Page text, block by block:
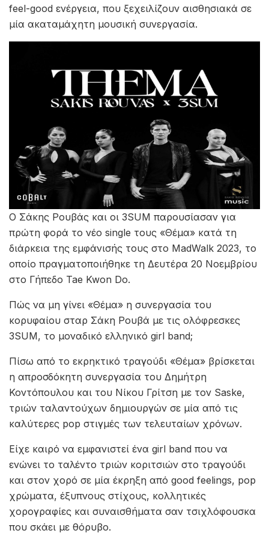
feel-good ενέργεια, που ξεχειλίζουν αισθησιακά σε
μία ακαταμάχητη μουσική συνεργασία.
Ο Σάκης Ρουβάς και οι 3SUM παρουσίασαν για
πρώτη φορά το νέο single τους «Θέμα» κατά τη
διάρκεια της εμφάνισής τους στο MadWalk 2023, το
οποίο πραγματοποιήθηκε τη Δευτέρα 20 Νοεμβρίου
στο Γήπεδο Tae Kwon Do.
Πώς να μη γίνει «Θέμα» η συνεργασία του
κορυφαίου σταρ Σάκη Ρουβά με τις ολόφρεσκες
3SUM, το μοναδικό ελληνικό girl band;
Πίσω από το εκρηκτικό τραγούδι «Θέμα» βρίσκεται
η απροσδόκητη συνεργασία του Δημήτρη
Κοντόπουλου και του Νίκου Γρίτση με τον Saske,
τριών ταλαντούχων δημιουργών σε μία από τις
καλύτερες pop στιγμές των τελευταίων χρόνων.
Είχε καιρό να εμφανιστεί ένα girl band που να
ενώνει το ταλέντο τριών κοριτσιών στο τραγούδι
και στον χορό σε μία έκρηξη από good feelings, pop
χρώματα, έξυπνους στίχους, κολλητικές
χορογραφίες και συναισθήματα σαν τσιχλόφουσκα
που σκάει με θόρυβο.